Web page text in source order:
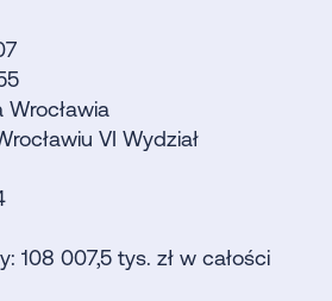
VI Wydział
108 007,5 tys. zł w całości